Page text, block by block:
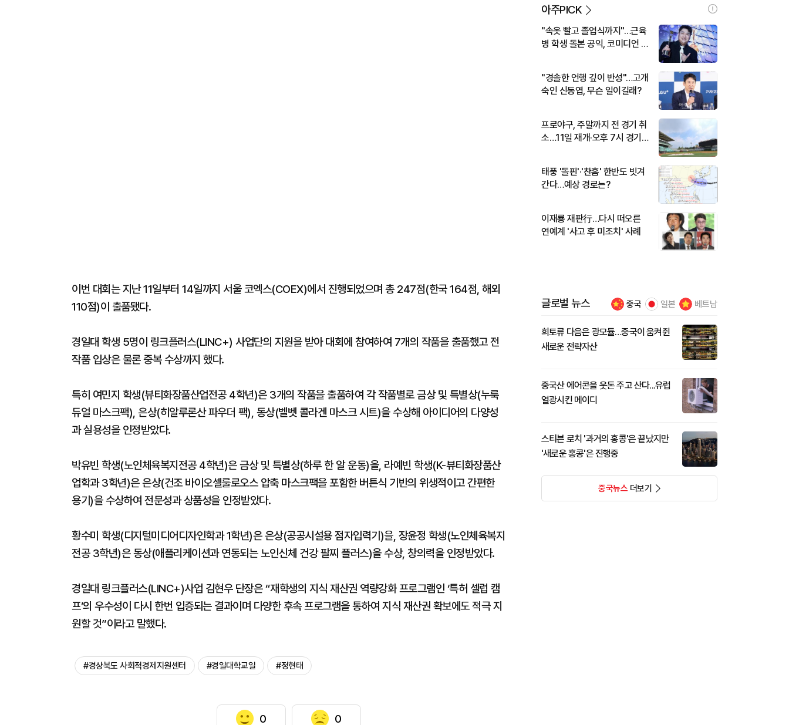
이번 대회는 지난 11일부터 14일까지 서울 코엑스(COEX)에서 진행되었으며 총 247점(한국 164점, 해외
110점)이 출품됐다.
경일대 학생 5명이 링크플러스(LINC+) 사업단의 지원을 받아 대회에 참여하여 7개의 작품을 출품했고 전
작품 입상은 물론 중복 수상까지 했다.
특히 여민지 학생(뷰티화장품산업전공 4학년)은 3개의 작품을 출품하여 각 작품별로 금상 및 특별상(누룩
듀얼 마스크팩), 은상(히알루론산 파우더 팩), 동상(벨벳 콜라겐 마스크 시트)을 수상해 아이디어의 다양성
과 실용성을 인정받았다.
박유빈 학생(노인체육복지전공 4학년)은 금상 및 특별상(하루 한 알 운동)을, 라예빈 학생(K-뷰티화장품산
업학과 3학년)은 은상(건조 바이오셀룰로오스 압축 마스크팩을 포함한 버튼식 기반의 위생적이고 간편한
용기)을 수상하여 전문성과 상품성을 인정받았다.
황수미 학생(디지털미디어디자인학과 1학년)은 은상(공공시설용 점자입력기)을, 장윤정 학생(노인체육복지
전공 3학년)은 동상(애플리케이션과 연동되는 노인신체 건강 팔찌 플러스)을 수상, 창의력을 인정받았다.
경일대 링크플러스(LINC+)사업 김현우 단장은 “재학생의 지식 재산권 역량강화 프로그램인 ‘특허 셀럽 캠
프’의 우수성이 다시 한번 입증되는 결과이며 다양한 후속 프로그램을 통하여 지식 재산권 확보에도 적극 지
원할 것”이라고 말했다.
#경상북도 사회적경제지원센터 #경일대학교일 #정현태
0 0
아주PICK
"속옷 빨고 졸업식까지"…근육
병 학생 돌본 공익, 코미디언 김
"경솔한 언행 깊이 반성"…고개
숙인 신동엽, 무슨 일이길래?
프로야구, 주말까지 전 경기 취
소…11일 재개·오후 7시 경기
태풍 '돌핀'·'찬홈' 한반도 빗겨
간다…예상 경로는?
이재룡 재판行…다시 떠오른
연예계 '사고 후 미조치' 사례
글로벌 뉴스 중국 일본 베트남
희토류 다음은 광모듈…중국이 움켜쥔
새로운 전략자산
중국산 에어콘을 웃돈 주고 산다...유럽
열광시킨 메이디
스티븐 로치 '과거의 홍콩'은 끝났지만
'새로운 홍콩'은 진행중
중국뉴스더보기